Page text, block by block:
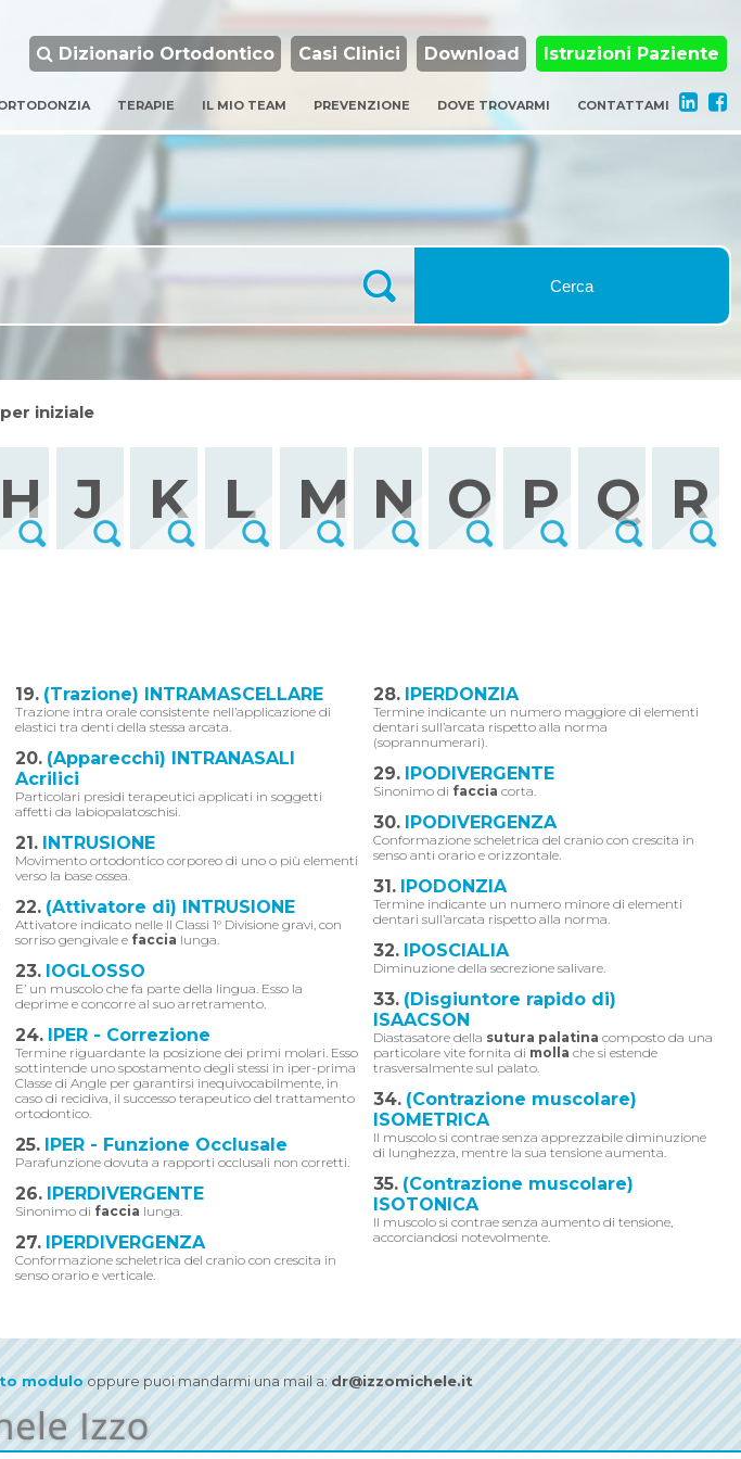
Dizionario Ortodontico Casi Clinici Download Istruzioni Paziente
TERAPIE IL MIO TEAM PREVENZIONE DOVE TROVARMI CONTATTAMI
Cerca
iniziale
H J K L M N O P Q R
19. (Trazione) INTRAMASCELLARE
Trazione intra orale consistente nell’applicazione di
elastici tra denti della stessa arcata.
20. (Apparecchi) INTRANASALI
Acrilici
Particolari presidi terapeutici applicati in soggetti
affetti da labiopalatoschisi.
21. INTRUSIONE
Movimento ortodontico corporeo di uno o più elementi
verso la base ossea.
22. (Attivatore di) INTRUSIONE
Attivatore indicato nelle II Classi 1° Divisione gravi, con
sorriso gengivale e faccia lunga.
23. IOGLOSSO
E’ un muscolo che fa parte della lingua. Esso la
deprime e concorre al suo arretramento.
24. IPER - Correzione
Termine riguardante la posizione dei primi molari. Esso
sottintende uno spostamento degli stessi in iper-prima
Classe di Angle per garantirsi inequivocabilmente, in
caso di recidiva, il successo terapeutico del trattamento
ortodontico.
25. IPER - Funzione Occlusale
Parafunzione dovuta a rapporti occlusali non corretti.
26. IPERDIVERGENTE
Sinonimo di faccia lunga.
27. IPERDIVERGENZA
Conformazione scheletrica del cranio con crescita in
senso orario e verticale.
28. IPERDONZIA
Termine indicante un numero maggiore di elementi
dentari sull’arcata rispetto alla norma
(soprannumerari).
29. IPODIVERGENTE
Sinonimo di faccia corta.
30. IPODIVERGENZA
Conformazione scheletrica del cranio con crescita in
senso anti orario e orizzontale.
31. IPODONZIA
Termine indicante un numero minore di elementi
dentari sull’arcata rispetto alla norma.
32. IPOSCIALIA
Diminuzione della secrezione salivare.
33. (Disgiuntore rapido di)
ISAACSON
Diastasatore della sutura palatina composto da una
particolare vite fornita di molla che si estende
trasversalmente sul palato.
34. (Contrazione muscolare)
ISOMETRICA
Il muscolo si contrae senza apprezzabile diminuzione
di lunghezza, mentre la sua tensione aumenta.
35. (Contrazione muscolare)
ISOTONICA
Il muscolo si contrae senza aumento di tensione,
accorciandosi notevolmente.
modulooppure puoi mandarmi una mail a:dr@izzomichele.it